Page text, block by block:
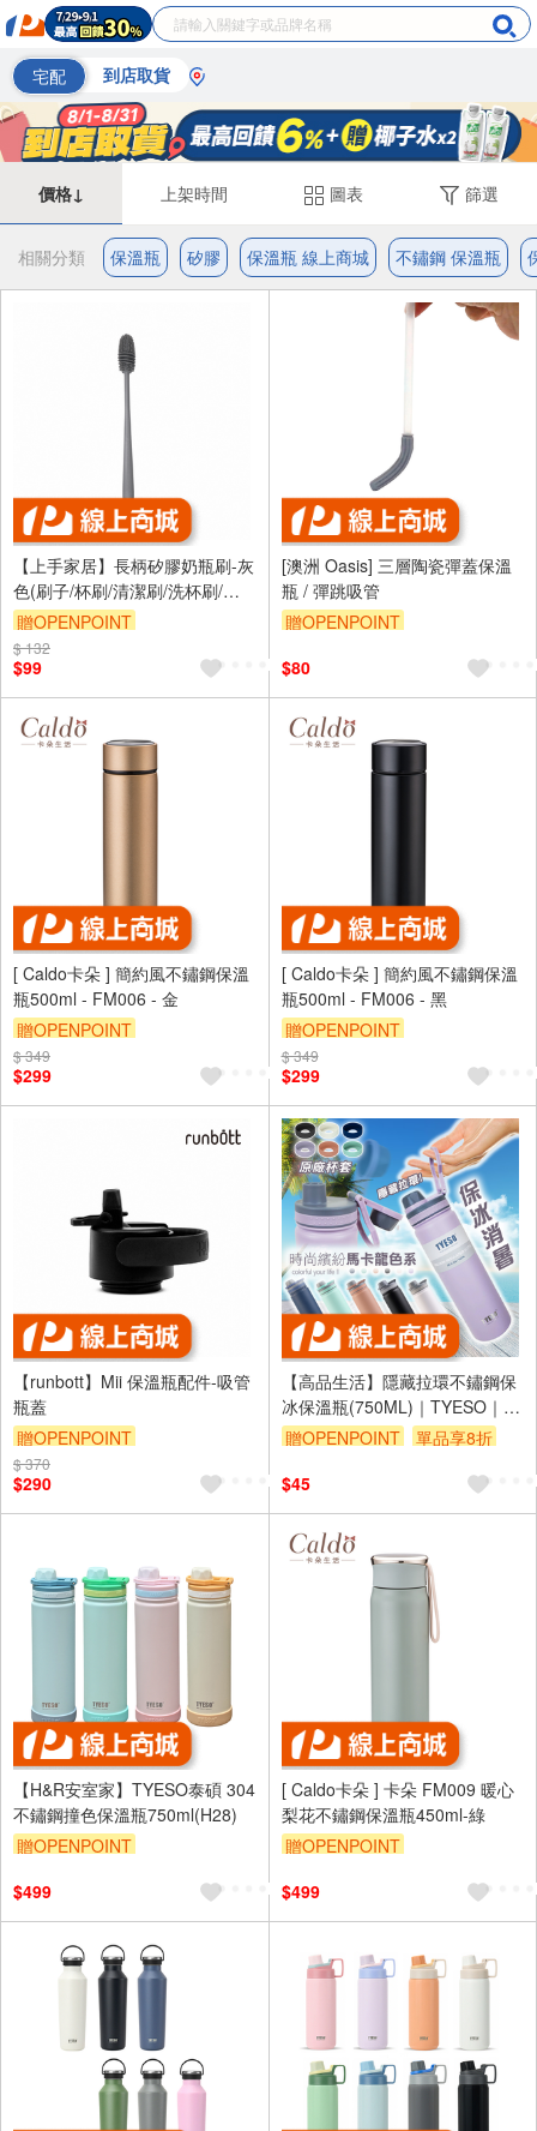
宅配 到店取貨
價格↓ 上架時間 圖表 篩選
相關分類 保溫瓶 矽膠 保溫瓶 線上商城 不鏽鋼 保溫瓶
【上手家居】長柄矽膠奶瓶刷-灰
色(刷子/杯刷/清潔刷/洗杯刷/矽
膠刷/矽膠奶瓶刷/水壺刷/杯子刷/
矽膠杯刷)
贈OPENPOINT
訂單滿999享9折
$ 132
$99
[澳洲 Oasis] 三層陶瓷彈蓋保溫
瓶 / 彈跳吸管
贈OPENPOINT
$80
[ Caldo卡朵 ] 簡約風不鏽鋼保溫
瓶500ml - FM006 - 金
贈OPENPOINT
$ 349
$299
[ Caldo卡朵 ] 簡約風不鏽鋼保溫
瓶500ml - FM006 - 黑
贈OPENPOINT
$ 349
$299
【runbott】Mii 保溫瓶配件-吸管
瓶蓋
贈OPENPOINT
$ 370
$290
【高品生活】隱藏拉環不鏽鋼保
冰保溫瓶(750ML)｜TYESO｜泰
碩正品｜不鏽鋼保溫水壺｜運動
贈OPENPOINT
單品享8折
$45
【H&R安室家】TYESO泰碩 304
不鏽鋼撞色保溫瓶750ml(H28)
贈OPENPOINT
$499
[ Caldo卡朵 ] 卡朵 FM009 暖心
梨花不鏽鋼保溫瓶450ml-綠
贈OPENPOINT
$499